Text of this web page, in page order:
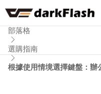
首頁
部落格
選購指南
根據使用情境選擇鍵盤：辦